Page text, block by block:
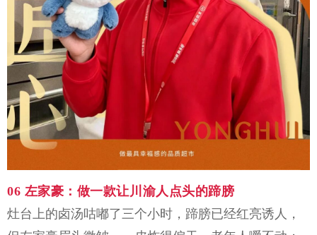
06 左家豪： 做一款让川渝人点头的蹄膀
灶台上的卤汤咕嘟了三个小时，蹄膀已经红亮诱人，